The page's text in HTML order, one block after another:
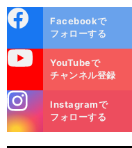
ok
Facebookで
フォローする
YouTubeで
チャンネル登録
m
Instagramで
フォローする